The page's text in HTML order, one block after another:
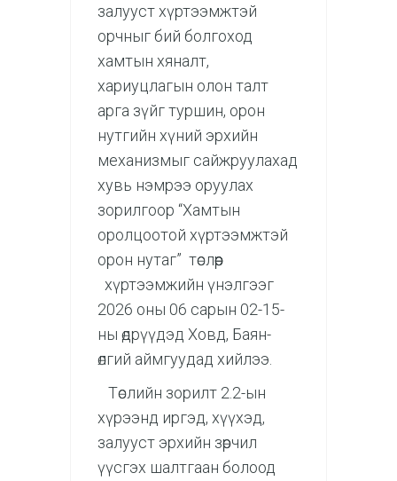
залууст хүртээмжтэй
орчныг бий болгоход
хамтын хяналт,
хариуцлагын олон талт
арга зүйг туршин, орон
нутгийн хүний эрхийн
механизмыг сайжруулахад
хувь нэмрээ оруулах
зорилгоор “Хамтын
оролцоотой хүртээмжтэй
орон нутаг” төслөөр
хүртээмжийн үнэлгээг
2026 оны 06 сарын 02-15-
ны өдрүүдэд Ховд, Баян-
өлгий аймгуудад хийлээ.
Төслийн зорилт 2.2-ын
хүрээнд иргэд, хүүхэд,
залууст эрхийн зөрчил
үүсгэх шалтгаан болоод